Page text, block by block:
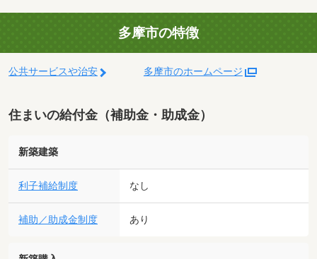
多摩市の特徴
公共サービスや治安 多摩市のホームページ
住まいの給付金（補助金・助成金）
新築建築
利子補給制度 なし
補助／助成金制度 あり